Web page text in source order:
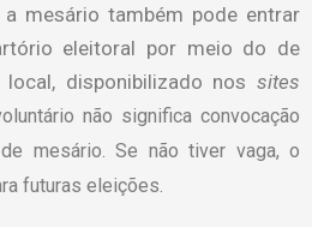
a mesário também pode entrar
eleitoral por meio do de
disponibilizado nos sites
não significa convocação
mesário. Se não tiver vaga, o
futuras eleições.